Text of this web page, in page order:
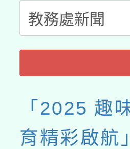
「2025 趣
育精彩啟航」